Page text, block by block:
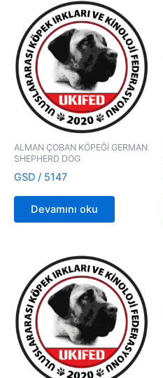
ALMAN ÇOBAN KÖPEĞİ GERMAN
SHEPHERD DOG
GSD / 5147
Devamını oku